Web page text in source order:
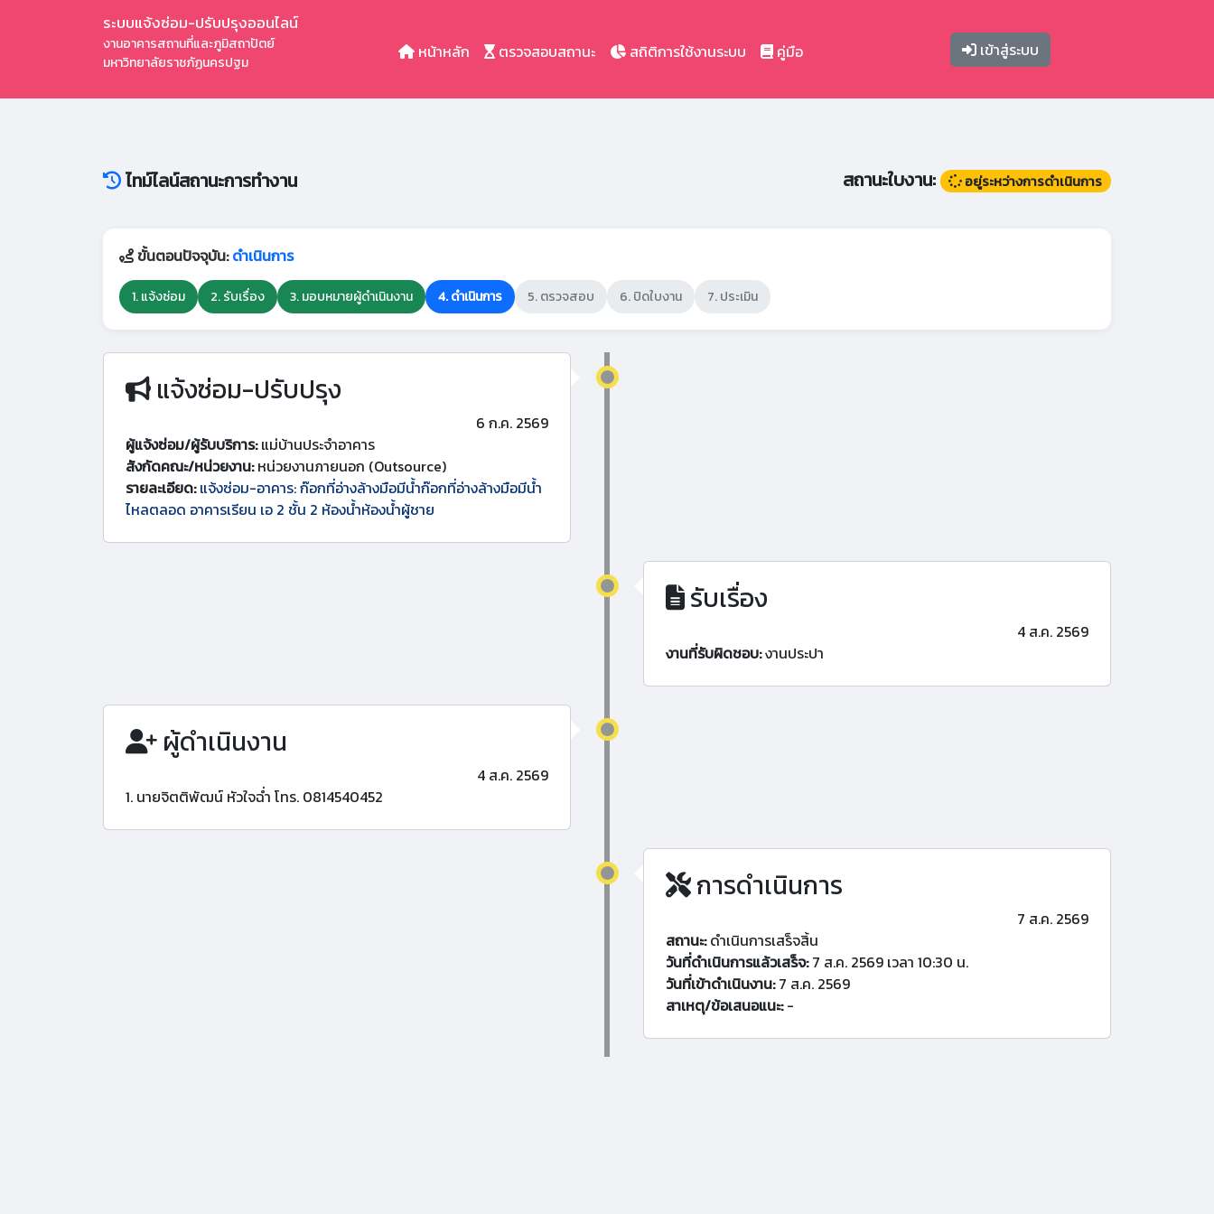
ระบบแจ้งซ่อม-ปรับปรุงออนไลน์
งานอาคารสถานที่และภูมิสถาปัตย์
มหาวิทยาลัยราชภัฏนครปฐม
หน้าหลัก ตรวจสอบสถานะ สถิติการใช้งานระบบ คู่มือ เข้าสู่ระบบ
ไทม์ไลน์สถานะการทำงาน สถานะใบงาน: อยู่ระหว่างการดำเนินการ
ขั้นตอนปัจจุบัน:ดำเนินการ
1. แจ้งซ่อม 2. รับเรื่อง 3. มอบหมายผู้ดำเนินงาน 4. ดำเนินการ 5. ตรวจสอบ 6. ปิดใบงาน 7. ประเมิน
แจ้งซ่อม-ปรับปรุง
6 ก.ค. 2569
ผู้แจ้งซ่อม/ผู้รับบริการ:แม่บ้านประจำอาคาร
สังกัดคณะ/หน่วยงาน:หน่วยงานภายนอก (Outsource)
รายละเอียด: แจ้งซ่อม-อาคาร: ก๊อกที่อ่างล้างมือมีน้ำก๊อกที่อ่างล้างมือมีน้ำ
ไหลตลอด อาคารเรียน เอ 2 ชั้น 2 ห้องน้ำห้องน้ำผู้ชาย
รับเรื่อง
4 ส.ค. 2569
งานที่รับผิดชอบ:งานประปา
ผู้ดำเนินงาน
4 ส.ค. 2569
1. นายจิตติพัฒน์ หัวใจฉ่ำ โทร. 0814540452
การดำเนินการ
7 ส.ค. 2569
สถานะ:ดำเนินการเสร็จสิ้น
วันที่ดำเนินการแล้วเสร็จ:7 ส.ค. 2569 เวลา 10:30 น.
วันที่เข้าดำเนินงาน:7 ส.ค. 2569
สาเหตุ/ข้อเสนอแนะ:-